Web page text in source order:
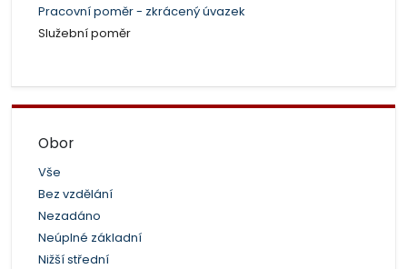
Pracovní poměr - zkrácený úvazek
Služební poměr
Obor
Vše
Bez vzdělání
Nezadáno
Neúplné základní
Nižší střední